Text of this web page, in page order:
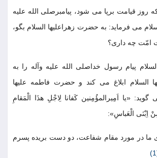
روز قیامت برپا می شود، پیامبرصلی الله علیه
می فرماید: به حضرت زهراعلیها السلام بگو،
امّت چه داری؟
پیام رسول خداصلی الله علیه وآله را به
السلام ابلاغ می کند و حضرت فاطمه علیها
«یا اَمِیرالمؤُمِنین کَفانا لِاجْلِ هذَا الْمَقامِ
اِبْنَی الْعَباسِ»:
ما در مورد مقام شفاعت، دو دست بریده پسرم